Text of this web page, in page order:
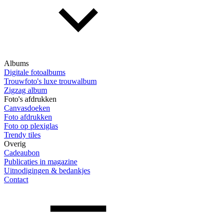
Albums
Digitale fotoalbums
Trouwfoto's luxe trouwalbum
Zigzag album
Foto's afdrukken
Canvasdoeken
Foto afdrukken
Foto op plexiglas
Trendy tiles
Overig
Cadeaubon
Publicaties in magazine
Uitnodigingen & bedankjes
Contact